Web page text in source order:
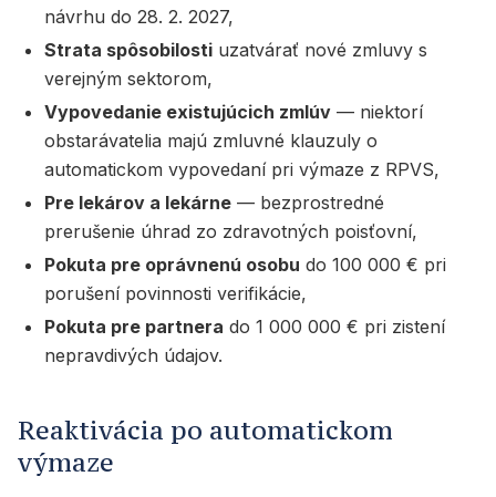
návrhu do 28. 2. 2027,
Strata spôsobilosti uzatvárať nové zmluvy s
verejným sektorom,
Vypovedanie existujúcich zmlúv — niektorí
obstarávatelia majú zmluvné klauzuly o
automatickom vypovedaní pri výmaze z RPVS,
Pre lekárov a lekárne — bezprostredné
prerušenie úhrad zo zdravotných poisťovní,
Pokuta pre oprávnenú osobu do 100 000 € pri
porušení povinnosti verifikácie,
Pokuta pre partnera do 1 000 000 € pri zistení
nepravdivých údajov.
Reaktivácia po automatickom
výmaze